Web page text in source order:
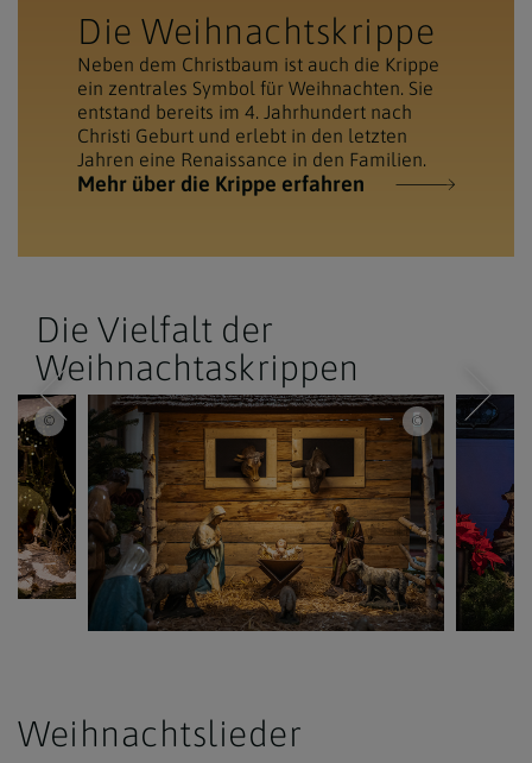
Die Weihnachtskrippe
Neben dem Christbaum ist auch die Krippe
ein zentrales Symbol für Weihnachten. Sie
entstand bereits im 4. Jahrhundert nach
Christi Geburt und erlebt in den letzten
Jahren eine Renaissance in den Familien.
Mehr über die Krippe erfahren
Die Vielfalt der
Weihnachtaskrippen
/ Weihnachtskrippe
Erzdiözese Wien/ Stephan Schönlaub, Stephan Schönlaub /Erzdiözese
Weihnachtslieder